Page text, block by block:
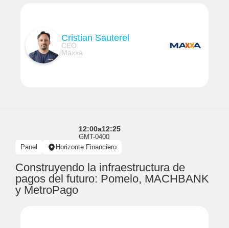
Cristian Sauterel
CEO
Maxxa
12:00a12:25
GMT-0400
Panel
Horizonte Financiero
Construyendo la infraestructura de
pagos del futuro: Pomelo, MACHBANK
y MetroPago